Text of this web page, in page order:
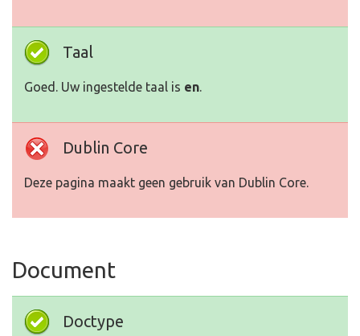
Taal
Goed. Uw ingestelde taal is en.
Dublin Core
Deze pagina maakt geen gebruik van Dublin Core.
Document
Doctype